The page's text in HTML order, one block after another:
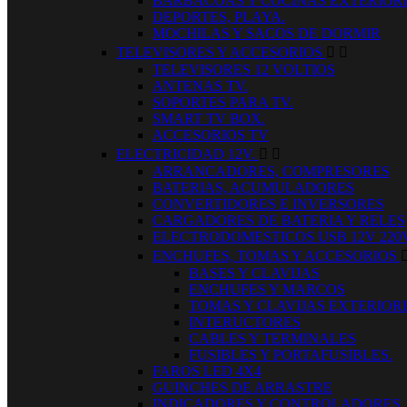
DEPORTES, PLAYA.
MOCHILAS Y SACOS DE DORMIR
TELEVISORES Y ACCESORIOS  
TELEVISORES 12 VOLTIOS
ANTENAS TV.
SOPORTES PARA TV.
SMART TV BOX.
ACCESORIOS TV
ELECTRICIDAD 12V.  
ARRANCADORES, COMPRESORES
BATERIAS, ACUMULADORES
CONVERTIDORES E INVERSORES
CARGADORES DE BATERIA Y RELES
ELECTRODOMESTICOS USB 12V
ENCHUFES, TOMAS Y ACCESORIOS 
BASES Y CLAVIJAS
ENCHUFES Y MARCOS
TOMAS Y CLAVIJAS
INTERUCTORES
CABLES Y TERMINALES
FUSIBLES Y PORTAFUSIBLES.
FAROS LED 4X4
GUINCHES DE ARRASTRE
INDICADORES Y CONTROLADORES